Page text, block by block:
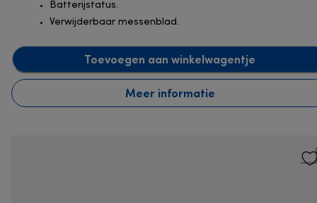
Batterijstatus.
Verwijderbaar messenblad.
Toevoegen aan winkelwagentje
Meer informatie